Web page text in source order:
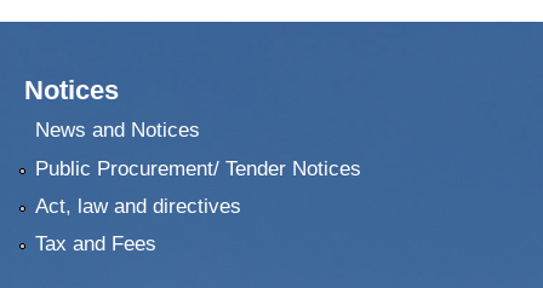
Notices
News and Notices
Public Procurement/ Tender Notices
Act, law and directives
Tax and Fees